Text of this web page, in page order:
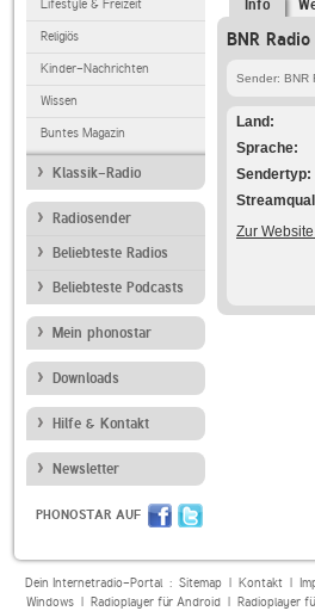
Lifestyle & Freizeit
Religiös
Kinder-Nachrichten
Wissen
Buntes Magazin
Klassik-Radio
Radiosender
Beliebteste Radios
Beliebteste Podcasts
Mein phonostar
Downloads
Hilfe & Kontakt
Newsletter
PHONOSTAR AUF
Info
BNR
Sender: BNR
Land
Sprache
Sendertyp
Zur
Dein Internetradio-Portal : Sitemap| Kontakt|
Windows| Radioplayer für Android| Radioplayer